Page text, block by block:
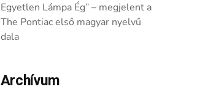
Egyetlen Lámpa Ég” – megjelent a
The Pontiac első magyar nyelvű
dala
Archívum